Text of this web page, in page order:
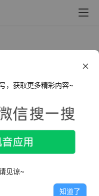
版
，获取更多精彩内容~
见谅~
知道了